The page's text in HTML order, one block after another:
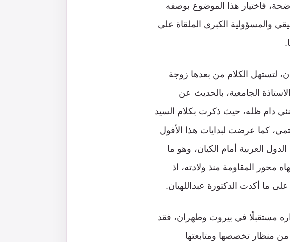
فاختيار هذا الموضوع بوصفه
والمسؤولية الكبرى الملقاة على
الكلام من بعدها زوجة
الجامعية، بالحديث عن
دام ظله، حيث ذكرت بكلام السيد
كما عرضت لبدايات هذا الأفول
العربية أمام الكيان، وهو ما
محور المقاومة منذ ولادته، اذ
ما أكدت الدكتورة عبداللهيان.
مستقبلًا في بيروت وطهران، فقد
من منظار تخصصها ومتابعتها